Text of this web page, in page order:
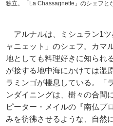
独立。「La Chassagnette」のシェフと
アルナルは、ミシュラン1
ャニェット」のシェフ。カマ
地としても料理好きに知られ
が接する地中海にかけては湿
ラミンゴが棲息している。「
ンダイニングは、樹々の合間
ピーター・メイルの『南仏プ
みを彷彿させるような、自然